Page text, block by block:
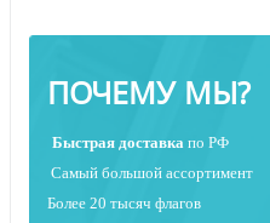
ПОЧЕМУ МЫ?
Быстрая доставка по РФ
Самый большой ассортимент
Более 20 тысяч флагов